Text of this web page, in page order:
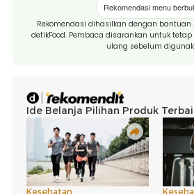
Rekomendasi menu
Rekomendasi dihasilkan dengan bantuan
detikFood. Pembaca disarankan untuk
ulang sebelum